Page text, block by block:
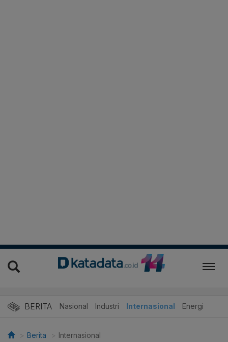
BERITA Nasional Industri Internasional Energi
Berita Internasional